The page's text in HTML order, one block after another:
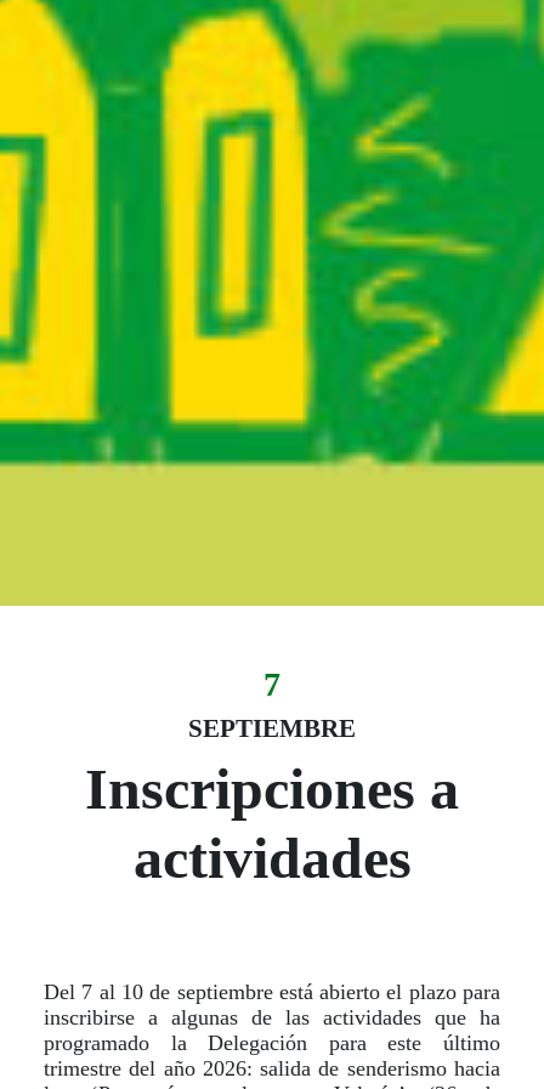
Fecha del evento
7
SEPTIEMBRE
07 septiembre
Inscripciones a
actividades
Del 7 al 10 de septiembre está abierto el plazo para
inscribirse a algunas de las actividades que ha
programado la Delegación para este último
trimestre del año 2026: salida de senderismo hacia